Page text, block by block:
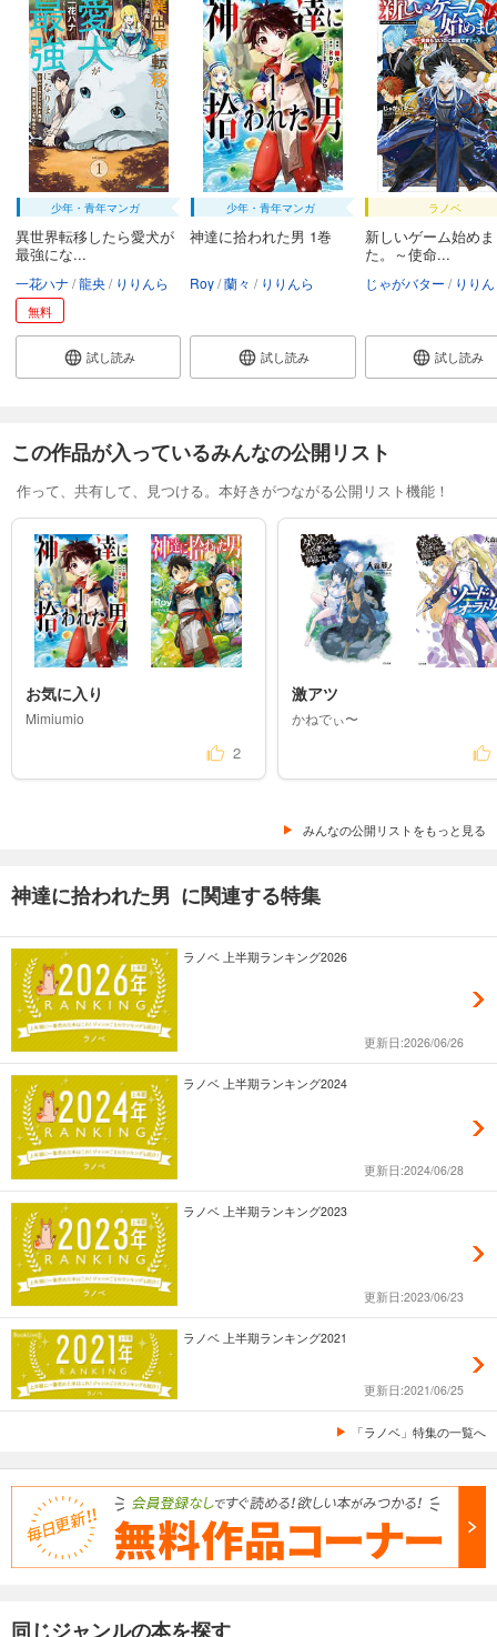
少年・青年マンガ
異世界転移したら愛犬が
最強にな...
一花ハナ 龍央 りりんら
無料
試し読み
少年・青年マンガ
神達に拾われた男 1巻
Roy 蘭々 りりんら
試し読み
ラノベ
新しいゲーム始め
た。～使命...
じゃがバター りり
試し読み
この作品が入っているみんなの公開リスト
作って、共有して、見つける。本好きがつながる公開リスト機能！
お気に入り
Mimiumio
2
激アツ
かねでぃ〜
みんなの公開リストをもっと見る
神達に拾われた男 に関連する特集
ラノベ 上半期ランキング2026
更新日:2026/06/26
ラノベ 上半期ランキング2024
更新日:2024/06/28
ラノベ 上半期ランキング2023
更新日:2023/06/23
ラノベ 上半期ランキング2021
更新日:2021/06/25
「ラノベ」特集の一覧へ
同じジャンルの本を探す